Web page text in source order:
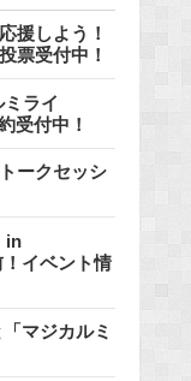
援しよう！
票受付中！
ライ
受付中！
ークセッシ
in
イベント情
マジカルミ